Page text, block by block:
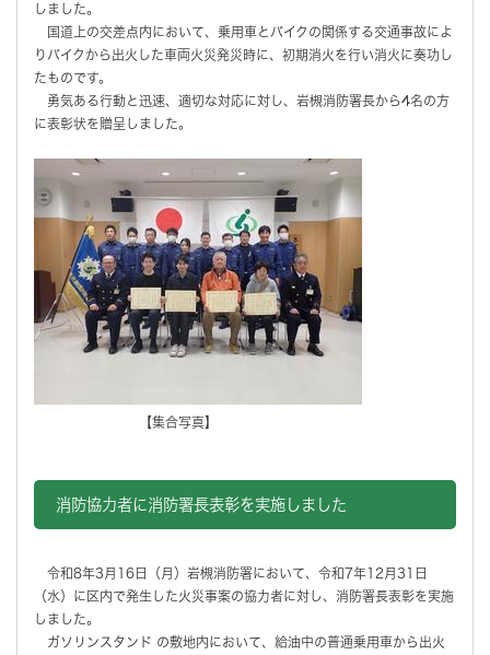
しました。
国道上の交差点内において、乗用車とバイクの関係する交通事故によ
りバイクから出火した車両火災発災時に、初期消火を行い消火に奏功し
たものです。
勇気ある行動と迅速、適切な対応に対し、岩槻消防署長から4名の方
に表彰状を贈呈しました。
【集合写真】
消防協力者に消防署長表彰を実施しました
令和8年3月16日（月）岩槻消防署において、令和7年12月31日
（水）に区内で発生した火災事案の協力者に対し、消防署長表彰を実施
しました。
ガソリンスタンド の敷地内において、給油中の普通乗用車から出火